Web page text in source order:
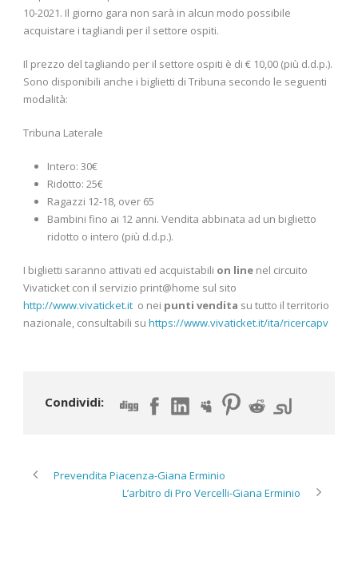
10-2021. Il giorno gara non sarà in alcun modo possibile
acquistare i tagliandi per il settore ospiti.
Il prezzo del tagliando per il settore ospiti è di € 10,00 (più d.d.p.).
Sono disponibili anche i biglietti di Tribuna secondo le seguenti
modalità:
Tribuna Laterale
Intero: 30€
Ridotto: 25€
Ragazzi 12-18, over 65
Bambini fino ai 12 anni. Vendita abbinata ad un biglietto
ridotto o intero (più d.d.p.).
I biglietti saranno attivati ed acquistabili on line nel circuito
Vivaticket con il servizio print@home sul sito
http://www.vivaticket.it o nei punti vendita su tutto il territorio
nazionale, consultabili su https://www.vivaticket.it/ita/ricercapv
Condividi:
Prevendita Piacenza-Giana Erminio
L’arbitro di Pro Vercelli-Giana Erminio